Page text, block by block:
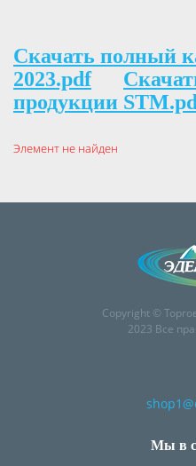
Скачать полный
2023.pdf
продукции
Элемент не найден
Copyright ©
2023 Все
Мы в